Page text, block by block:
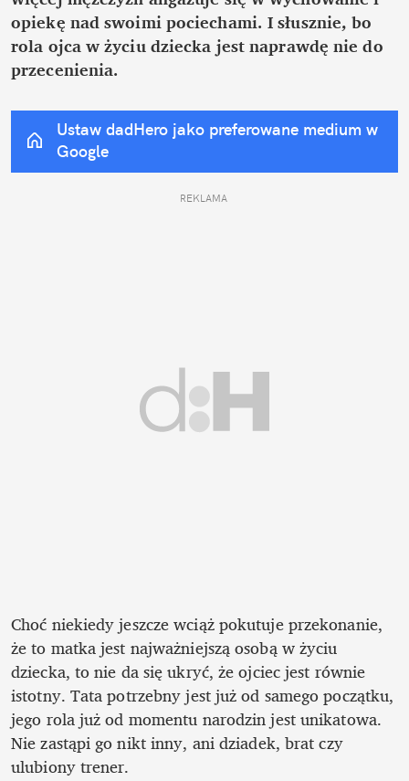
opiekę nad swoimi pociechami. I słusznie, bo
rola ojca w życiu dziecka jest naprawdę nie do
przecenienia.
Ustaw dadHero jako preferowane medium w
Google
REKLAMA
Choć niekiedy jeszcze wciąż pokutuje przekonanie,
że to matka jest najważniejszą osobą w życiu
dziecka, to nie da się ukryć, że ojciec jest równie
istotny. Tata potrzebny jest już od samego początku,
jego rola już od momentu narodzin jest unikatowa.
Nie zastąpi go nikt inny, ani dziadek, brat czy
ulubiony trener.